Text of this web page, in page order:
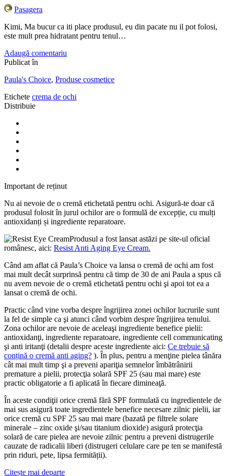
Pasagera
Kimi, Ma bucur ca iti place produsul, eu din pacate nu il pot folosi,
este mult prea hidratant pentru tenul…
Adaugă comentariu
Publicat în
Paula's Choice, Produse cosmetice
Etichete crema de ochi
Distribuie
Important de reținut
Nu ai nevoie de o cremă etichetată pentru ochi. Asigură-te doar că
produsul folosit în jurul ochilor are o formulă de excepție, cu mulți
antioxidanți și ingrediente reparatoare.
Produsul a fost lansat astăzi pe site-ul oficial
românesc, aici: Resist Anti Aging Eye Cream.
Când am aflat că Paula’s Choice va lansa o cremă de ochi am fost
mai mult decât surprinsă pentru că timp de 30 de ani Paula a spus că
nu avem nevoie de o cremă etichetată pentru ochi şi apoi tot ea a
lansat o cremă de ochi.
Practic când vine vorba despre îngrijirea zonei ochilor lucrurile sunt
la fel de simple ca şi atunci când vorbim despre îngrijirea tenului.
Zona ochilor are nevoie de aceleaşi ingrediente benefice pielii:
antioxidanţi, ingrediente reparatoare, ingrediente cell communicating
şi anti iritanţi (detalii despre aceste ingrediente aici: Ce trebuie să
conțină o cremă anti aging? ). În plus, pentru a menţine pielea tânăra
cât mai mult timp şi a preveni apariţia semnelor îmbătrânirii
premature a pielii, protecţia solară SPF 25 (sau mai mare) este
practic obligatorie a fi aplicată în fiecare dimineaţă.
În aceste condiţii orice cremă fără SPF formulată cu ingredientele de
mai sus asigură toate ingredientele benefice necesare zilnic pielii, iar
orice cremă cu SPF 25 sau mai mare (bazată pe filtrele solare
minerale – zinc oxide şi/sau titanium dioxide) asigură protecţia
solară de care pielea are nevoie zilnic pentru a preveni distrugerile
cauzate de radicalii liberi (distrugeri celulare care pe ten se manifestă
prin riduri, pete, lipsa fermității).
Citește mai departe